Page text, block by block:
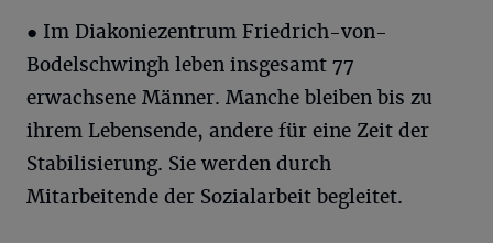
● Im Diakoniezentrum Friedrich-von-
Bodelschwingh leben insgesamt 77
erwachsene Männer. Manche bleiben bis zu
ihrem Lebensende, andere für eine Zeit der
Stabilisierung. Sie werden durch
Mitarbeitende der Sozialarbeit begleitet.